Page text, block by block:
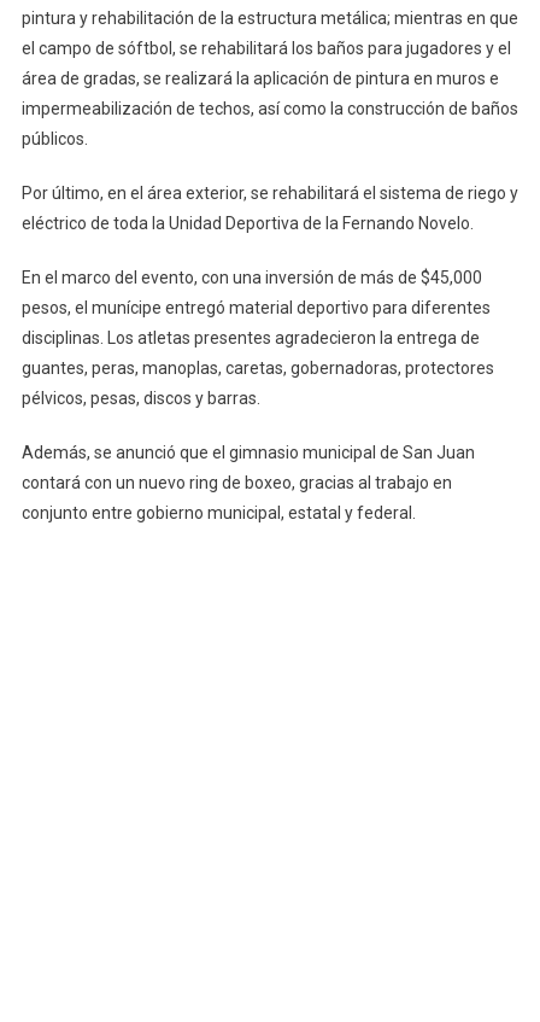
pintura y rehabilitación de la estructura metálica; mientras en que
el campo de sóftbol, se rehabilitará los baños para jugadores y el
área de gradas, se realizará la aplicación de pintura en muros e
impermeabilización de techos, así como la construcción de baños
públicos.
Por último, en el área exterior, se rehabilitará el sistema de riego y
eléctrico de toda la Unidad Deportiva de la Fernando Novelo.
En el marco del evento, con una inversión de más de $45,000
pesos, el munícipe entregó material deportivo para diferentes
disciplinas. Los atletas presentes agradecieron la entrega de
guantes, peras, manoplas, caretas, gobernadoras, protectores
pélvicos, pesas, discos y barras.
Además, se anunció que el gimnasio municipal de San Juan
contará con un nuevo ring de boxeo, gracias al trabajo en
conjunto entre gobierno municipal, estatal y federal.